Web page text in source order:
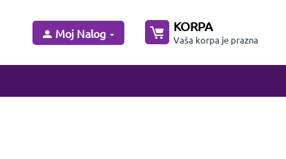
Moj Nalog KORPA
Vaša korpa je prazna